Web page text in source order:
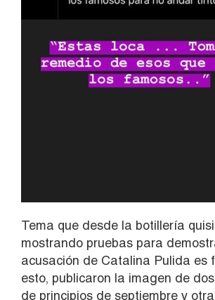
Tema que desde la botillería
mostrando pruebas para
acusación de Catalina Pulida es
esto, publicaron la imagen de
de principios de septiembre y